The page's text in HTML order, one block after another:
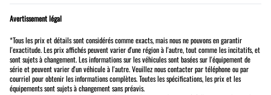
Avertissement légal
*Tous les prix et détails sont considérés comme exacts, mais nous ne pouvons en garantir
l'exactitude. Les prix affichés peuvent varier d'une région à l'autre, tout comme les incitatifs, et
sont sujets à changement. Les informations sur les véhicules sont basées sur l'équipement de
série et peuvent varier d'un véhicule à l'autre. Veuillez nous contacter par téléphone ou par
courriel pour obtenir les informations complètes. Toutes les spécifications, les prix et les
équipements sont sujets à changement sans préavis.